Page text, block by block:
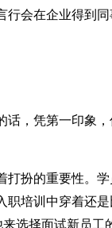
行会在企业得到
，凭第一印象，
打扮的重要性。
职培训中穿着还
选择面试新员工